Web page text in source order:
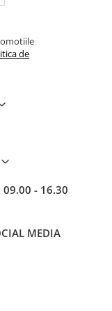
îți permite să îl
alte dispozitive,
de
09.00 - 16.30
MEDIA